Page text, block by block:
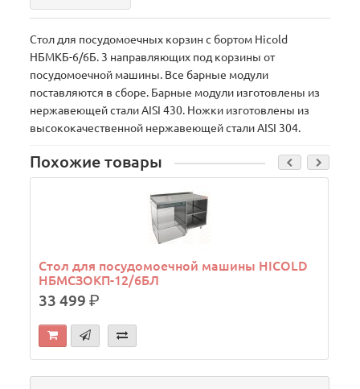
Стол для посудомоечных корзин с бортом Hicold
НБМКБ-6/6Б. 3 направляющих под корзины от
посудомоечной машины. Все барные модули
поставляются в сборе. Барные модули изготовлены из
нержавеющей стали AISI 430. Ножки изготовлены из
высококачественной нержавеющей стали AISI 304.
Похожие товары
Стол для посудомоечной машины HICOLD
НБМСЗОКП-12/6БЛ
33 499р.